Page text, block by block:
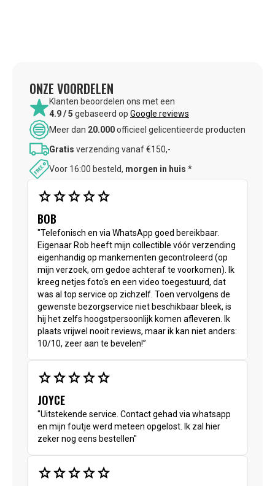
ONZE VOORDELEN
Klanten beoordelen ons met een
4.9 / 5 gebaseerd op Google reviews
Meer dan 20.000officieel gelicentieerde producten
Gratis verzending vanaf €150,-
Voor 16:00 besteld, morgen in huis *
starstarstarstarstar
BOB
"Telefonisch en via WhatsApp goed bereikbaar.
Eigenaar Rob heeft mijn collectible vóór verzending
eigenhandig op mankementen gecontroleerd (op
mijn verzoek, om gedoe achteraf te voorkomen). Ik
kreeg netjes foto's en een video toegestuurd, dat
was al top service op zichzelf. Toen vervolgens de
gewenste bezorgservice niet beschikbaar bleek, is
hij het zelfs hoogstpersoonlijk komen afleveren. Ik
plaats vrijwel nooit reviews, maar ik kan niet anders:
10/10, zeer aan te bevelen!”
starstarstarstarstar
JOYCE
"Uitstekende service. Contact gehad via whatsapp
en mijn foutje werd meteen opgelost. Ik zal hier
zeker nog eens bestellen"
starstarstarstarstar